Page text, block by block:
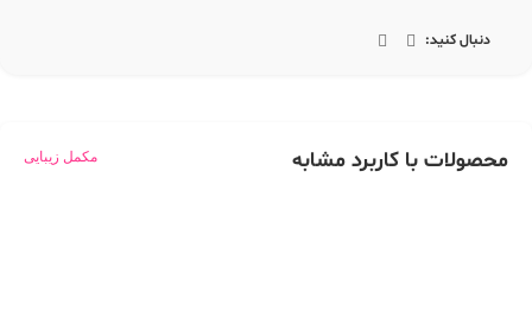
دنبال کنید:
محصولات با کاربرد مشابه مکمل زیبایی